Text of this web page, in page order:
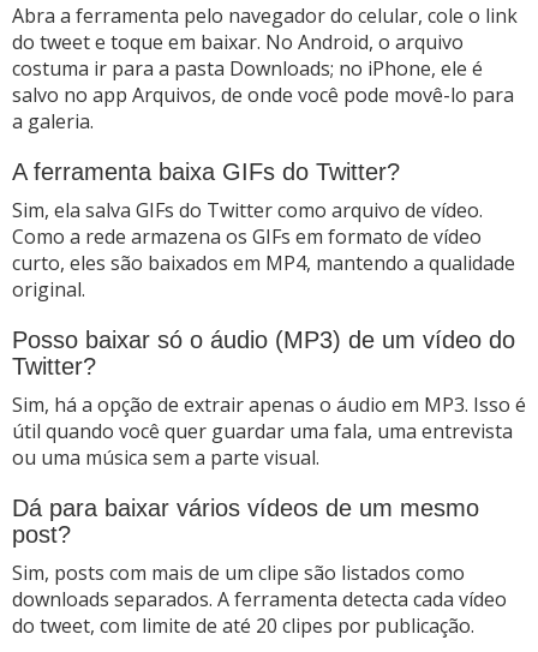
Abra a ferramenta pelo navegador do celular, cole o link
do tweet e toque em baixar. No Android, o arquivo
costuma ir para a pasta Downloads; no iPhone, ele é
salvo no app Arquivos, de onde você pode movê-lo para
a galeria.
A ferramenta baixa GIFs do Twitter?
Sim, ela salva GIFs do Twitter como arquivo de vídeo.
Como a rede armazena os GIFs em formato de vídeo
curto, eles são baixados em MP4, mantendo a qualidade
original.
Posso baixar só o áudio (MP3) de um vídeo do
Twitter?
Sim, há a opção de extrair apenas o áudio em MP3. Isso é
útil quando você quer guardar uma fala, uma entrevista
ou uma música sem a parte visual.
Dá para baixar vários vídeos de um mesmo
post?
Sim, posts com mais de um clipe são listados como
downloads separados. A ferramenta detecta cada vídeo
do tweet, com limite de até 20 clipes por publicação.